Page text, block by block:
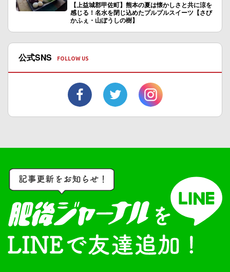
【上益城郡甲佐町】熊本の夏は懐かしさと共に涼を
感じる！名水を閉じ込めたプルプルスイーツ【さび
かふぇ・山ぼうしの樹】
公式SNS